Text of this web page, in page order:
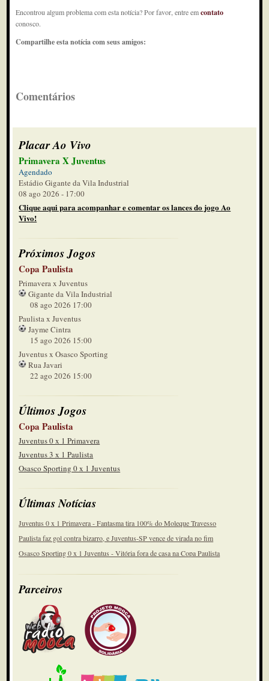
Encontrou algum problema com esta notícia? Por favor, entre emcontato
conosco.
Compartilhe esta notícia com seus amigos:
Comentários
Placar Ao Vivo
Primavera X Juventus
Agendado
Estádio Gigante da Vila Industrial
08 ago 2026 - 17:00
Clique aqui para acompanhar e comentar os lances do jogo Ao
Vivo!
Próximos Jogos
Copa Paulista
Primavera x Juventus
Gigante da Vila Industrial
08 ago 2026 17:00
Paulista x Juventus
Jayme Cintra
15 ago 2026 15:00
Juventus x Osasco Sporting
Rua Javari
22 ago 2026 15:00
Últimos Jogos
Copa Paulista
Juventus 0 x 1 Primavera
Juventus 3 x 1 Paulista
Osasco Sporting 0 x 1 Juventus
Últimas Notícias
Juventus 0 x 1 Primavera - Fantasma tira 100% do Moleque Travesso
Paulista faz gol contra bizarro, e Juventus-SP vence de virada no fim
Osasco Sporting 0 x 1 Juventus - Vitória fora de casa na Copa Paulista
Parceiros